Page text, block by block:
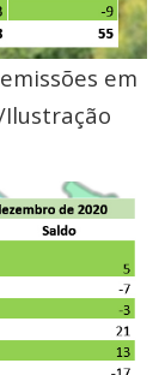
em
Ilustração